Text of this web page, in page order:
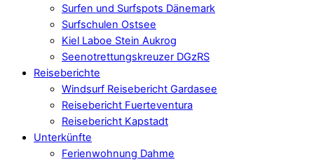
Surfen und Surfspots Dänemark
Surfschulen Ostsee
Kiel Laboe Stein Aukrog
Seenotrettungskreuzer DGzRS
Reiseberichte
Windsurf Reisebericht Gardasee
Reisebericht Fuerteventura
Reisebericht Kapstadt
Unterkünfte
Ferienwohnung Dahme